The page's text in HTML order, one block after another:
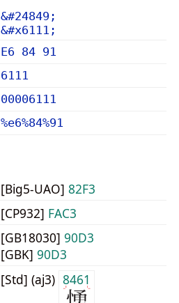
&#24849;
&#x6111;
E6 84 91
6111
00006111
%e6%84%91
[Big5-UAO] 82F3
[CP932] FAC3
[GB18030] 90D3
[GBK] 90D3
[Std] (aj3) 8461